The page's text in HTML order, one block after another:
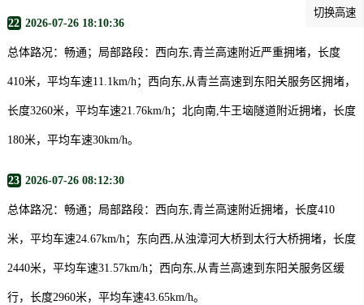
切换高速
22 2026-07-26 18:10:36
总体路况：畅通；局部路段：西向东,青兰高速附近严重拥堵，长度
410米，平均车速11.1km/h；西向东,从青兰高速到东阳关服务区拥堵，
长度3260米，平均车速21.76km/h；北向南,牛王垴隧道附近拥堵，长度
180米，平均车速30km/h。
23 2026-07-26 08:12:30
总体路况：畅通；局部路段：西向东,青兰高速附近拥堵，长度410
米，平均车速24.67km/h；东向西,从浊漳河大桥到太行大桥拥堵，长度
2440米，平均车速31.57km/h；西向东,从青兰高速到东阳关服务区缓
行，长度2960米，平均车速43.65km/h。